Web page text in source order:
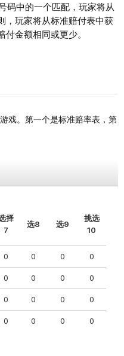
码中的一个匹配，玩家将从
，玩家将从标准赔付表中获
金额相同或更少。
戏。第一个是标准赔率表，第
择
7
选8 选9
挑选
10
0 0 0 0
0 0 0 0
0 0 0 0
0 0 0 0